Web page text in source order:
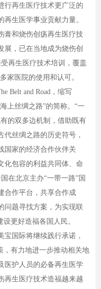
行再生医疗技术更广泛的
生医学事业贡献力量。
和烧伤创疡再生医疗技
展，已在当地成为烧伤创
再生医疗技术培训，覆盖
家医院的使用和认可。
Belt and Road，缩写
上丝绸之路”的简称。“一
的双多边机制，借助既有
丝绸之路的历史符号，
国家的经济合作伙伴关
化包容的利益共同体、命
在北京主办“一带一路”国
合作平台，共享合作成
问题寻找方案，为实现联
更好造福各国人民。
国际将继续践行承诺，
，有力地进一步推动相关地
医护人员的必备再生医学
再生医疗技术造福越来越